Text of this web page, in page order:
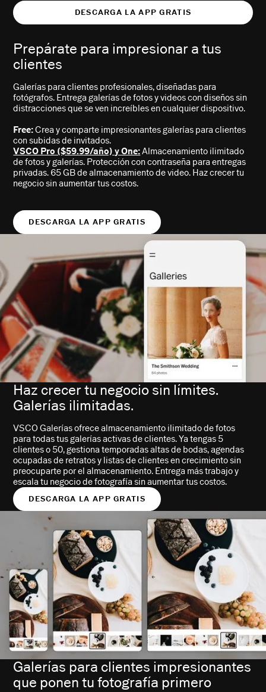
DESCARGA LA APP GRATIS
Prepárate para impresionar a tus
clientes
Galerías para clientes profesionales, diseñadas para
fotógrafos. Entrega galerías de fotos y videos con diseños sin
distracciones que se ven increíbles en cualquier dispositivo.
Free:Crea y comparte impresionantes galerías para clientes
con subidas de invitados.
VSCO Pro ($59.99/año) y One:Almacenamiento ilimitado
de fotos y galerías. Protección con contraseña para entregas
privadas. 65 GB de almacenamiento de video. Haz crecer tu
negocio sin aumentar tus costos.
DESCARGA LA APP GRATIS
Haz crecer tu negocio sin límites.
Galerías ilimitadas.
VSCO Galerías ofrece almacenamiento ilimitado de fotos
para todas tus galerías activas de clientes. Ya tengas 5
clientes o 50, gestiona temporadas altas de bodas, agendas
ocupadas de retratos y listas de clientes en crecimiento sin
preocuparte por el almacenamiento. Entrega más trabajo y
escala tu negocio de fotografía sin aumentar tus costos.
DESCARGA LA APP GRATIS
Galerías para clientes impresionantes
que ponen tu fotografía primero